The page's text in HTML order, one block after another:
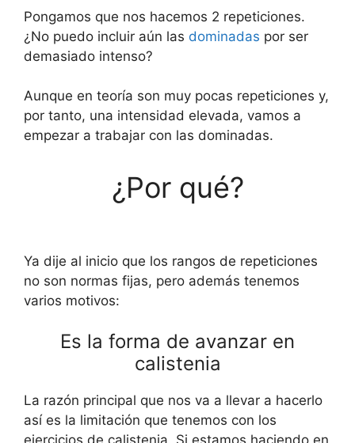
Pongamos que nos hacemos 2 repeticiones.
¿No puedo incluir aún las dominadas por ser
demasiado intenso?
Aunque en teoría son muy pocas repeticiones y,
por tanto, una intensidad elevada, vamos a
empezar a trabajar con las dominadas.
¿Por qué?
Ya dije al inicio que los rangos de repeticiones
no son normas fijas, pero además tenemos
varios motivos:
Es la forma de avanzar en
calistenia
La razón principal que nos va a llevar a hacerlo
así es la limitación que tenemos con los